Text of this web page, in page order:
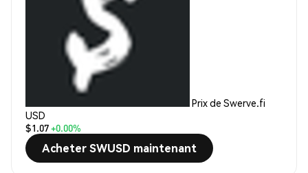
Prix de Swerve.fi
USD
$1.07+0.00%
Acheter SWUSD maintenant